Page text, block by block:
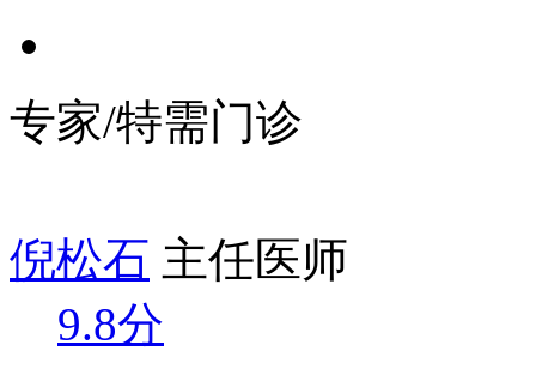
专家/特需门诊
倪松石 主任医师
9.8分